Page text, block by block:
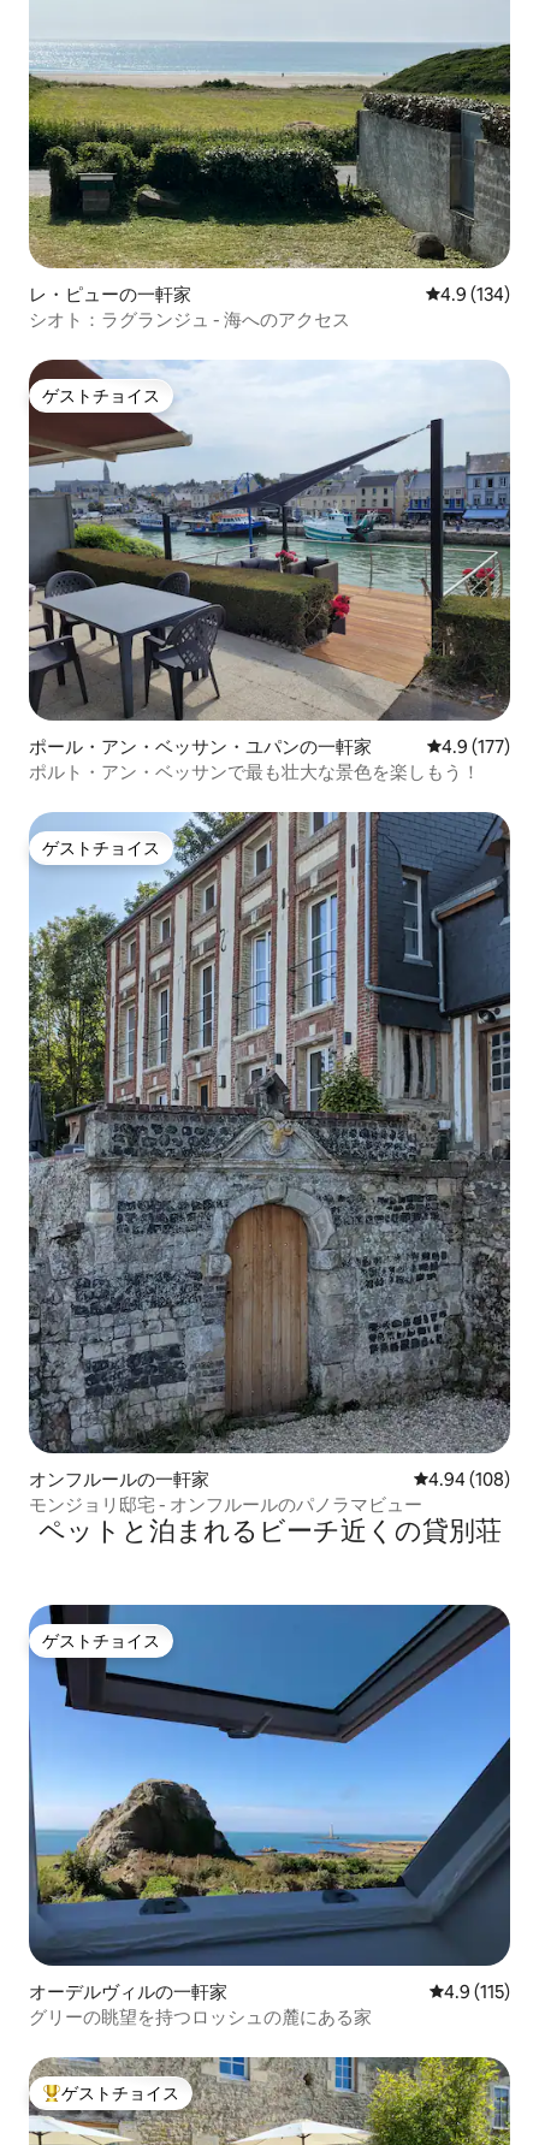
レ・ピューの一軒家 レビュー134
4.9 (134)
シオト：ラグランジュ - 海へのアクセス
ゲストチョイス
ゲストチョイス
ポール・アン・ベッサン・ユパンの一軒家 レビュー177
4.9 (177)
ポルト・アン・ベッサンで最も壮大な景色を楽しもう！
ゲストチョイス
ゲストチョイス
オンフルールの一軒家 レビュー108
4.94 (108)
モンジョリ邸宅 - オンフルールのパノラマビュー
ペットと泊まれるビーチ近くの貸別荘
ゲストチョイス
ゲストチョイス
オーデルヴィルの一軒家 レビュー115
4.9 (115)
グリーの眺望を持つロッシュの麓にある家
大好評のゲストチョイスです。
ゲストチョイス